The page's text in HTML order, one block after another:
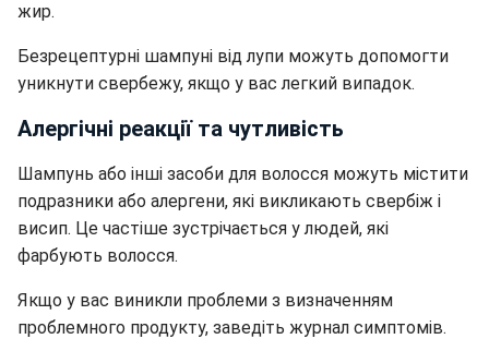
жир.
Безрецептурні шампуні від лупи можуть допомогти
уникнути свербежу, якщо у вас легкий випадок.
Алергічні реакції та чутливість
Шампунь або інші засоби для волосся можуть містити
подразники або алергени, які викликають свербіж і
висип. Це частіше зустрічається у людей, які
фарбують волосся.
Якщо у вас виникли проблеми з визначенням
проблемного продукту, заведіть журнал симптомів.